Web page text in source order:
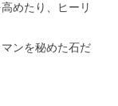
めたり、ヒーリ
ンを秘めた石だ